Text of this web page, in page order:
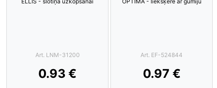
Art. LNM-31200
0.93 €
Art. EF-524844
0.97 €